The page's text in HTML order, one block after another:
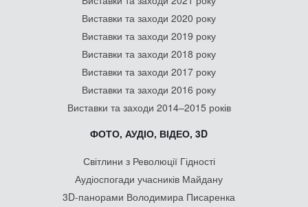
Виставки та заходи 2020 року
Виставки та заходи 2019 року
Виставки та заходи 2018 року
Виставки та заходи 2017 року
Виставки та заходи 2016 року
Виставки та заходи 2014–2015 років
ФОТО, АУДІО, ВІДЕО, 3D
Світлини з Революції Гідності
Аудіоспогади учасників Майдану
3D-панорами Володимира Писаренка